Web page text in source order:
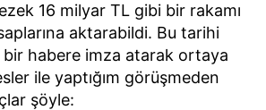
16 milyar TL gibi bir rakamı
aktarabildi. Bu tarihi
habere imza atarak ortaya
ile yaptığım görüşmeden
şöyle: